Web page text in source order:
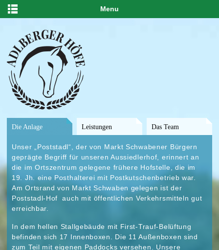
Menu
Die Anlage Leistungen Das Team
Unser „Poststadl“, der von Markt Schwabener Bürgern
geprägte Begriff für unseren Aussiedlerhof, erinnert an
die im Ortszentrum gelegene frühere Hofstelle, die im
19. Jh. eine Posthalterei mit Postkutschenbetrieb war.
Am Ortsrand von Markt Schwaben gelegen ist der
Poststadl-Hof auch mit öffentlichen Verkehrsmitteln gut
erreichbar.
In dem hellen Stallgebäude mit First-Trauf-Belüftung
befinden sich 17 Innenboxen. Die 11 Außenboxen sind
zum Teil mit eigenen Paddocks versehen. Unsere